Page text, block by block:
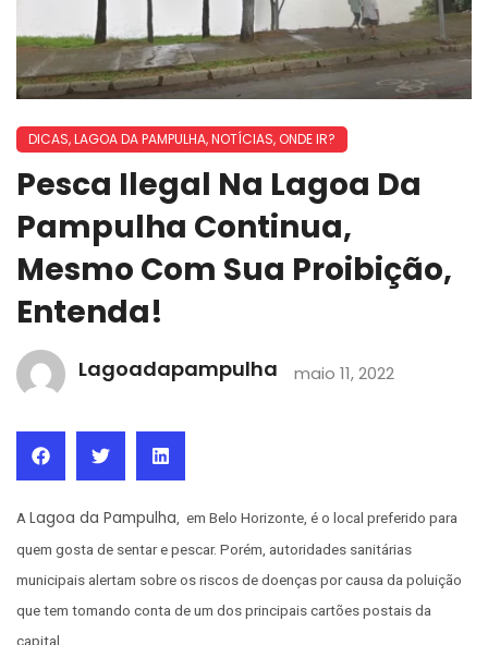
DICAS,LAGOA DA PAMPULHA,NOTÍCIAS, ONDE IR?
Pesca Ilegal Na Lagoa Da
Pampulha Continua,
Mesmo Com Sua Proibição,
Entenda!
Lagoadapampulha maio 11, 2022
A Lagoa da Pampulha , em Belo Horizonte, é o local preferido para
quem gosta de sentar e pescar. Porém, autoridades sanitárias
municipais alertam sobre os riscos de doenças por causa da poluição
que tem tomando conta de um dos principais cartões postais da
capital.